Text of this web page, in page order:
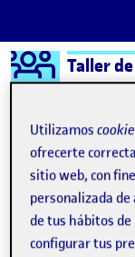
Saltar al contenido
Logo Ágora
Taller
Semestre 20211 -
Ainhoa
Utilizamos
ofrecerte
sitio web, con
personalizada
de tus hábitos de
configurar tus